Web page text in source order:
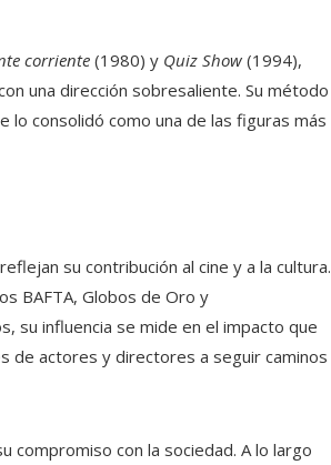
corriente(1980) y Quiz Show (1994),
una dirección sobresaliente. Su método
lo consolidó como una de las figuras más
su contribución al cine y a la cultura.
BAFTA, Globos de Oro y
su influencia se mide en el impacto que
de actores y directores a seguir caminos
compromiso con la sociedad. A lo largo